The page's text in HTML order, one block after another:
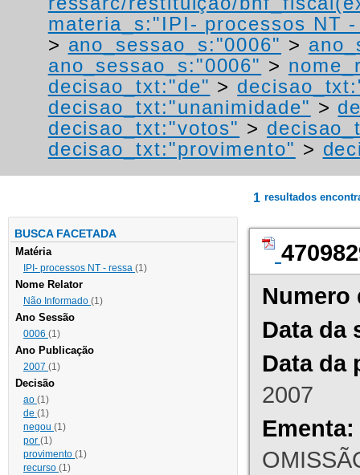
materia_s:"IPI- processos NT
> ano_sessao_s:"0006" >
ano_sessao_s:"0006" >
decisao_txt:"de" >
decisao_txt:"unanimidade" >
decisao_txt:"votos" >
decisao_txt:"provimento" >
BUSCA FACETADA
Matéria
IPI- processos NT - ressa (1)
Nome Relator
Não Informado (1)
Ano Sessão
0006 (1)
Ano Publicação
2007 (1)
Decisão
ao (1)
de (1)
negou (1)
por (1)
provimento (1)
recurso (1)
1 resultados
Numero
Data da
Data da
2007
Ementa: